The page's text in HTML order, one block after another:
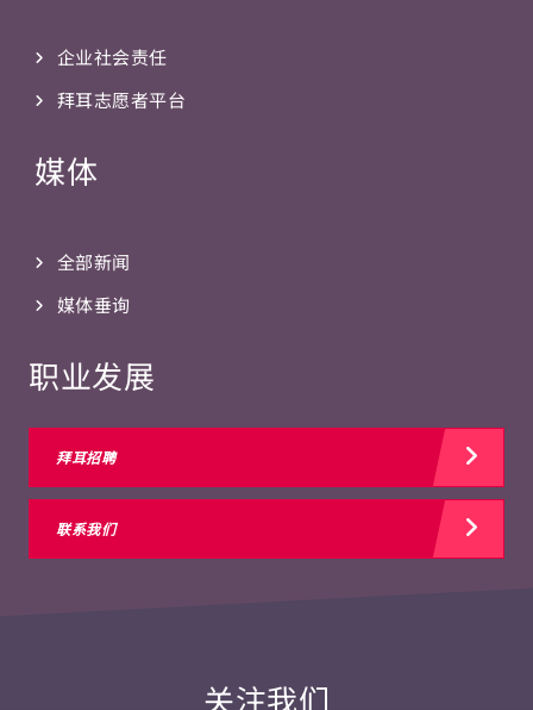
企业社会责任
拜耳志愿者平台
媒体
全部新闻
媒体垂询
职业发展
拜耳招聘
联系我们
关注我们